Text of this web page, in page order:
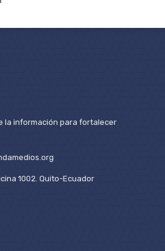
la información para fortalecer
1002. Quito-Ecuador